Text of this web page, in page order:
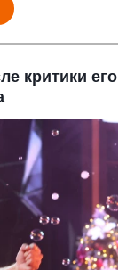
критики его